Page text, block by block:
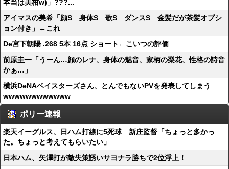
本当は美柑w)」???...
アイマスの美希「顔S 身体S 歌S ダンスS 金髪だが茶髪オプシ
ョン付き」←これ
De宮下朝陽 .268 5本 16点 ショート←こいつの評価
前原圭一「うーん…顔のレナ、身体の魅音、家柄の梨花、性格の詩音
かぁ…」
横浜DeNAベイスターズさん、とんでもないPVを発表してしまう
wwwwwwwwwwww
ポリー速報
楽天イーグルス、日ハム打線に5死球 新庄監督「ちょっと多かっ
た。ちょっと考えてもらいたい」
日本ハム、矢澤打が敵失策誘いサヨナラ勝ちで2位浮上！